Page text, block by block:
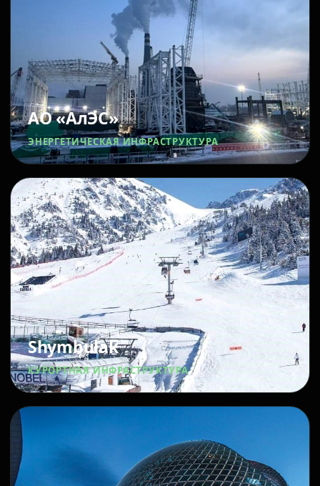
АО «АлЭС»
ЭНЕРГЕТИЧЕСКАЯ ИНФРАСТРУКТУРА
Shymbulak
КУРОРТНАЯ ИНФРАСТРУКТУРА